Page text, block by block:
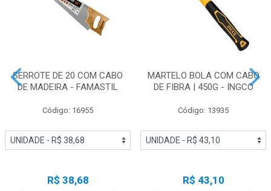
SERROTE DE 20 COM CABO
DE MADEIRA - FAMASTIL
Código: 16955
R$ 38,68
MARTELO BOLA COM CABO
DE FIBRA | 450G - INGCO
Código: 13935
R$ 43,10